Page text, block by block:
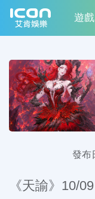
遊戲
發布
《天諭》10/